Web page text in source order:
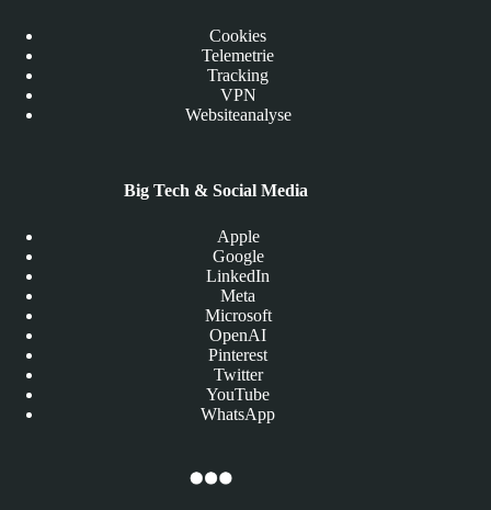
Cookies
Telemetrie
Tracking
VPN
Websiteanalyse
Big Tech & Social Media
Apple
Google
LinkedIn
Meta
Microsoft
OpenAI
Pinterest
Twitter
YouTube
WhatsApp